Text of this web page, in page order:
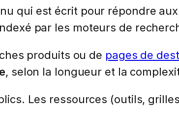
qui est écrit pour répondre
par les moteurs de
produits ou de pages de
, selon la longueur et la
Les ressources (outils,